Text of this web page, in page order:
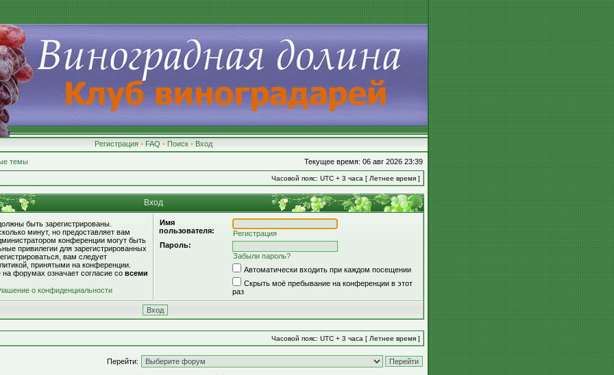
Регистрация • FAQ • Поиск • Вход
темы Текущее время: 06 авг 2026 23:39
Часовой пояс: UTC + 3 часа [ Летнее время ]
Вход
быть зарегистрированы.
минут, но предоставляет вам
конференции могут быть
привилегии для зарегистрированных
вам следует
принятыми на конференции.
форумах означает согласие со всеми
о конфиденциальности
Имя
пользователя:
Регистрация
Пароль:
Забыли пароль?
Автоматически входить при каждом посещении
Скрыть моё пребывание на конференции в этот
раз
Часовой пояс: UTC + 3 часа [ Летнее время ]
Перейти: